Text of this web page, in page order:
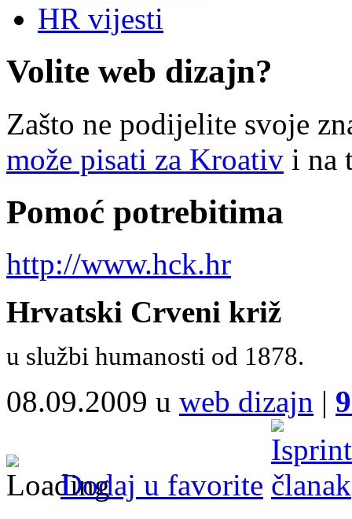
HR vijesti
Volite web dizajn?
Zašto ne podijelite svoje
može pisati za Kroativ i na
Pomoć potrebitima
http://www.hck.hr
Hrvatski Crveni križ
u službi humanosti od 1878.
08.09.2009 u web dizajn | 9
Dodaj u favorite